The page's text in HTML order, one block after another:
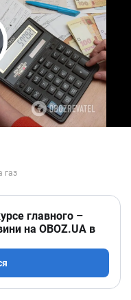
Video
главного –
на OBOZ.UA в